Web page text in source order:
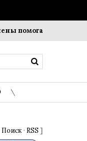
сохранить
Поиск · RSS ]